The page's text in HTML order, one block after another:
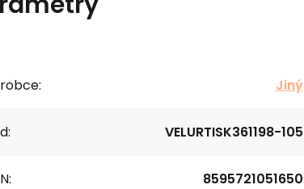
Jiný
VELURTISK361198-105
8595721051650